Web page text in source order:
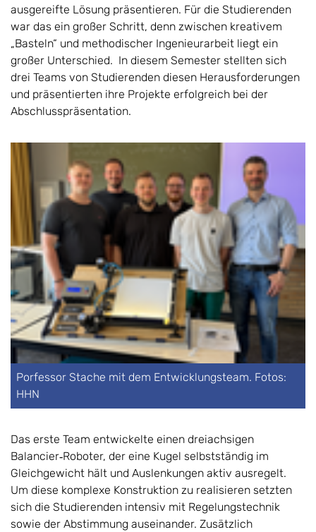
ausgereifte Lösung präsentieren. Für die Studierenden
war das ein großer Schritt, denn zwischen kreativem
„Basteln“ und methodischer Ingenieurarbeit liegt ein
großer Unterschied. In diesem Semester stellten sich
drei Teams von Studierenden diesen Herausforderungen
und präsentierten ihre Projekte erfolgreich bei der
Abschlusspräsentation.
Porfessor Stache mit dem Entwicklungsteam. Fotos:
HHN
Das erste Team entwickelte einen dreiachsigen
Balancier‑Roboter, der eine Kugel selbstständig im
Gleichgewicht hält und Auslenkungen aktiv ausregelt.
Um diese komplexe Konstruktion zu realisieren setzten
sich die Studierenden intensiv mit Regelungstechnik
sowie der Abstimmung auseinander. Zusätzlich